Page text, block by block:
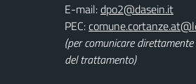
E-mail:
PEC:
(per comunicare
del trattamento)